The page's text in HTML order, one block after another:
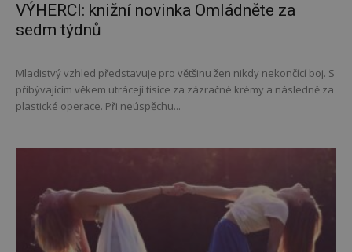
VÝHERCI: knižní novinka Omládněte za
sedm týdnů
Mladistvý vzhled představuje pro většinu žen nikdy nekončící boj. S
přibývajícím věkem utrácejí tisíce za zázračné krémy a následně za
plastické operace. Při neúspěchu...